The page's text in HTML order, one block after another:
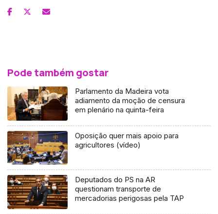
Pode também gostar
Parlamento da Madeira vota
adiamento da moção de censura
em plenário na quinta-feira
Oposição quer mais apoio para
agricultores (vídeo)
Deputados do PS na AR
questionam transporte de
mercadorias perigosas pela TAP